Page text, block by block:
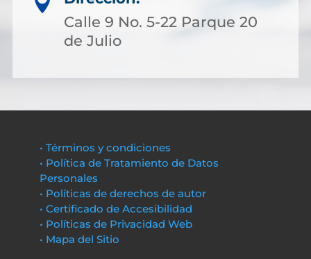
Calle 9 No. 5-22 Parque 20
de Julio
• Términos y condiciones
• Política de Tratamiento de Datos
Personales
• Políticas de derechos de autor
• Certificado de Accesibilidad
• Políticas de Privacidad Web
• Mapa del Sitio